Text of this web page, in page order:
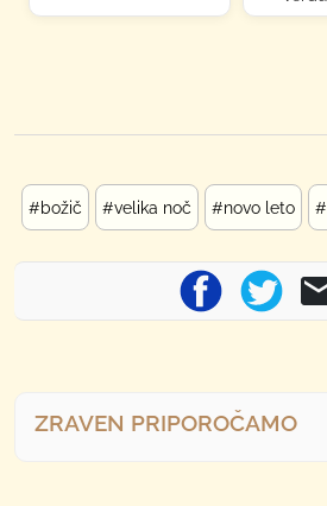
#božič #velika noč #novo leto
ZRAVEN PRIPOROČAMO